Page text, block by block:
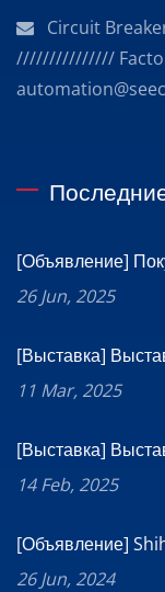
Circuit
///////////////
[Объявление]
26 Jun, 2025
[Выставка]
11 Mar, 2025
[Выставка]
14 Feb, 2025
[Объявление]
26 Jun, 2024